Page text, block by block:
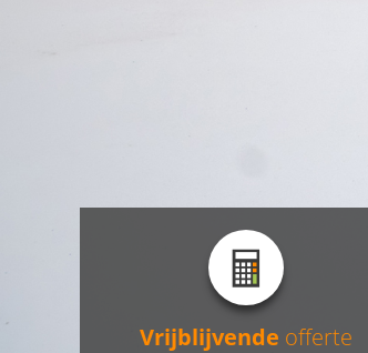
Vrijblijvende offerte